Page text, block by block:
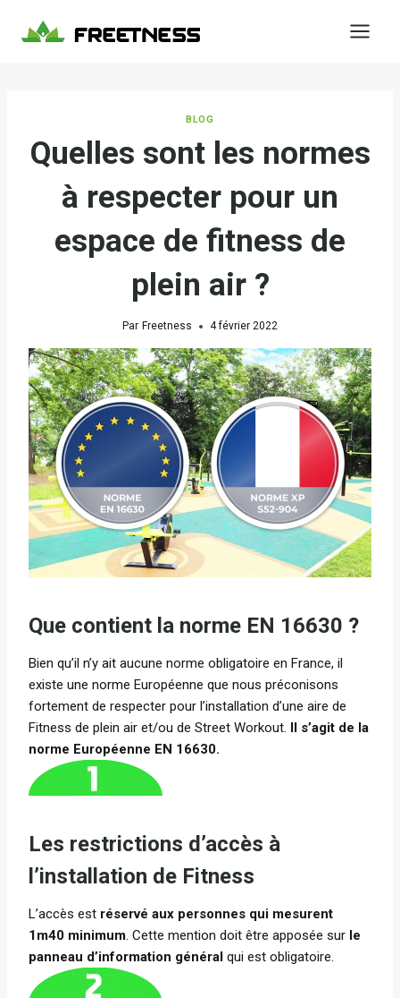
BLOG
Quelles sont les normes
à respecter pour un
espace de fitness de
plein air ?
Par Freetness 4 février 2022
Que contient la norme EN 16630 ?
Bien qu’il n’y ait aucune norme obligatoire en France, il
existe une norme Européenne que nous préconisons
fortement de respecter pour l’installation d’une aire de
Fitness de plein air et/ou de Street Workout. Il s’agit de la
norme Européenne EN 16630.
Les restrictions d’accès à
l’installation de Fitness
L’accès est réservé aux personnes qui mesurent
1m40 minimum. Cette mention doit être apposée sur le
panneau d’information général qui est obligatoire.